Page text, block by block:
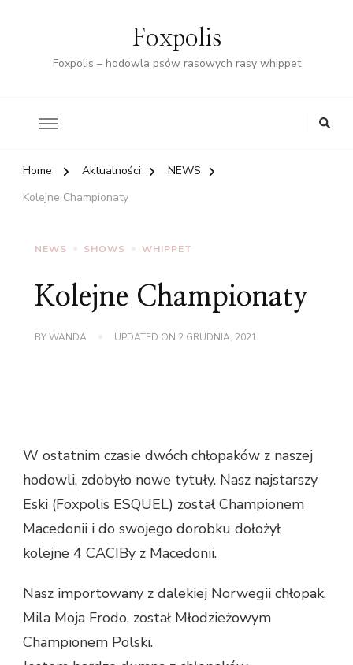
Foxpolis
Foxpolis – hodowla psów rasowych rasy whippet
Home Aktualności
NEWS
Kolejne Championaty
NEWS SHOWS WHIPPET
Kolejne Championaty
BYWANDA UPDATED ON 2 GRUDNIA, 2021
W ostatnim czasie dwóch chłopaków z naszej
hodowli, zdobyło nowe tytuły. Nasz najstarszy
Eski (Foxpolis ESQUEL) został Championem
Macedonii i do swojego dorobku dołożył
kolejne 4 CACIBy z Macedonii.
Nasz importowany z dalekiej Norwegii chłopak,
Mila Moja Frodo, został Młodzieżowym
Championem Polski.